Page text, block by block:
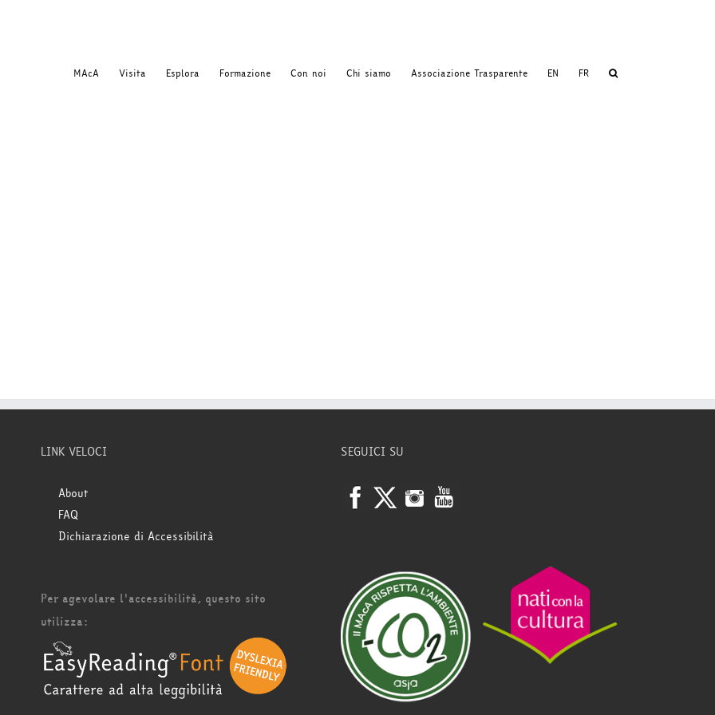
MAcA Visita Esplora Formazione Con noi Chi siamo Associazione Trasparente EN FR
LINK VELOCI
About
FAQ
Dichiarazione di Accessibilità
Per agevolare l'accessibilità, questo sito
utilizza:
SEGUICI SU